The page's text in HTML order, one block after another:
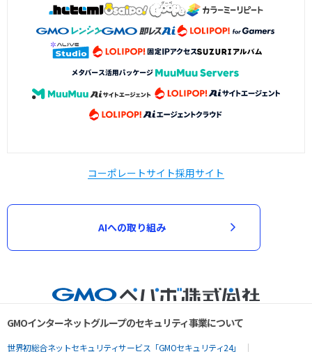
コーポレートサイト採用サイト
AIへの取り組み
GMOインターネットグループのセキュリティ事業について
世界初総合ネットセキュリティサービス「GMOセキュリティ24」